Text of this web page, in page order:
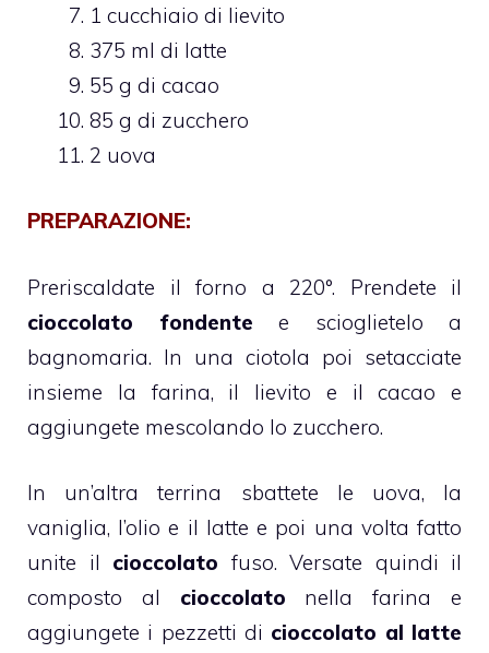
1 cucchiaio di lievito
375 ml di latte
55 g di cacao
85 g di zucchero
2 uova
PREPARAZIONE:
Preriscaldate il forno a 220°. Prendete il
cioccolato fondente e scioglietelo a
bagnomaria. In una ciotola poi setacciate
insieme la farina, il lievito e il cacao e
aggiungete mescolando lo zucchero.
In un’altra terrina sbattete le uova, la
vaniglia, l’olio e il latte e poi una volta fatto
unite il cioccolato fuso. Versate quindi il
composto al cioccolato nella farina e
aggiungete i pezzetti di cioccolato al latte